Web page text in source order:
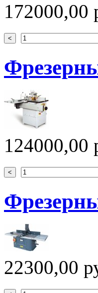
172000,00
124000,00
22300,00